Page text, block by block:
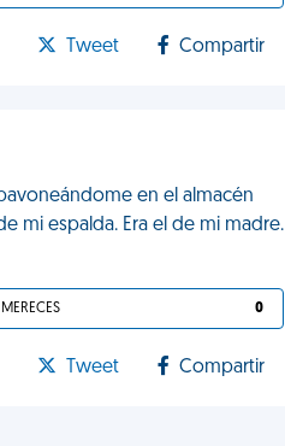
Tweet Compartir
en el almacén
mi espalda. Era el de mi madre.
MERECES 0
Tweet Compartir